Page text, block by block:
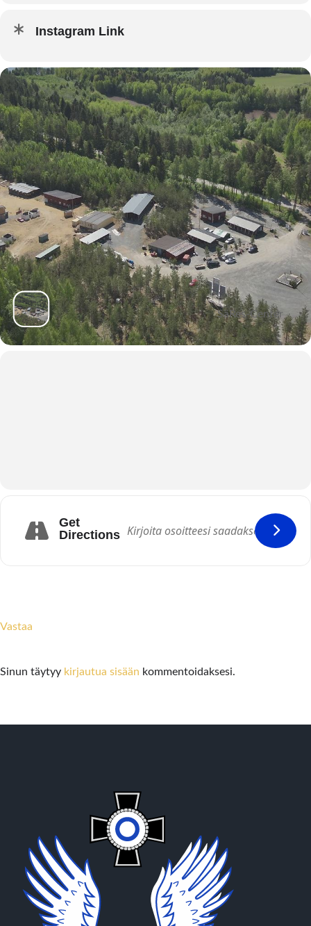
Instagram Link
SäRes-Center
Get
Directions
Vastaa
Sinun täytyy kirjautua sisään kommentoidaksesi.